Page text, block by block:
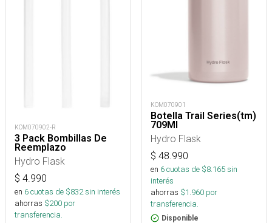
KOM070902-R
3 Pack Bombillas De
Reemplazo
Hydro Flask
$ 4.990
en 6cuotas de $832sin interés
ahorras $200 por
transferencia.
KOM070901
Botella Trail Series(tm)
709Ml
Hydro Flask
$ 48.990
en 6cuotas de $8.165sin
interés
ahorras $1.960 por
transferencia.
Disponible